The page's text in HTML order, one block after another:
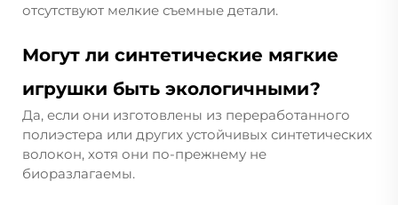
отсутствуют мелкие съемные детали.
Могут ли синтетические мягкие
игрушки быть экологичными?
Да, если они изготовлены из переработанного
полиэстера или других устойчивых синтетических
волокон, хотя они по-прежнему не
биоразлагаемы.